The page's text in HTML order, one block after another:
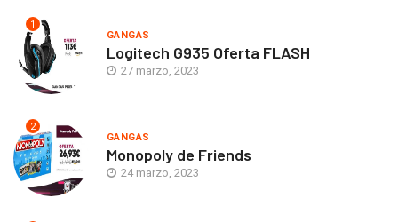
1
GANGAS
Logitech G935 Oferta FLASH
27 marzo, 2023
2
GANGAS
Monopoly de Friends
24 marzo, 2023